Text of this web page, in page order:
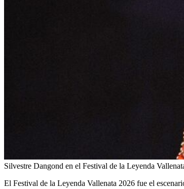
Silvestre Dangond en el Festival de la Leyenda
El Festival de la Leyenda Vallenata 2026 fue el